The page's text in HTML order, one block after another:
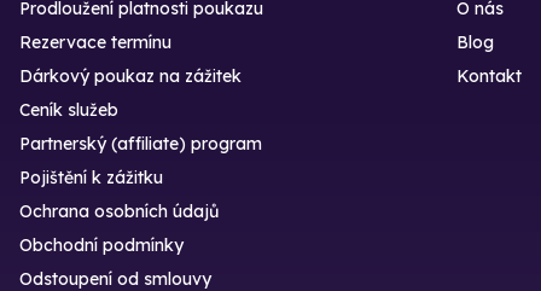
Prodloužení platnosti poukazu
Rezervace termínu
Dárkový poukaz na zážitek
O nás
Blog
Kontakt
Ceník služeb
Partnerský (affiliate) program
Pojištění k zážitku
Ochrana osobních údajů
Obchodní podmínky
Odstoupení od smlouvy